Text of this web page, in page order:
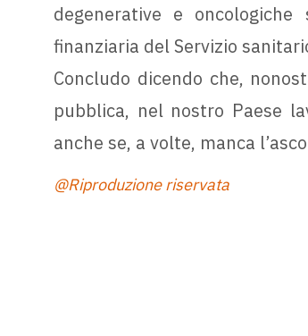
degenerative e
finanziaria del Servizio
Concludo dicendo che,
pubblica, nel nostro Paese
anche se, a volte, manca
@Riproduzione riservata